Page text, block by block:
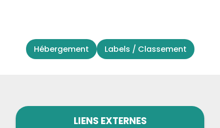
Hébergement Labels / Classement
LIENS EXTERNES